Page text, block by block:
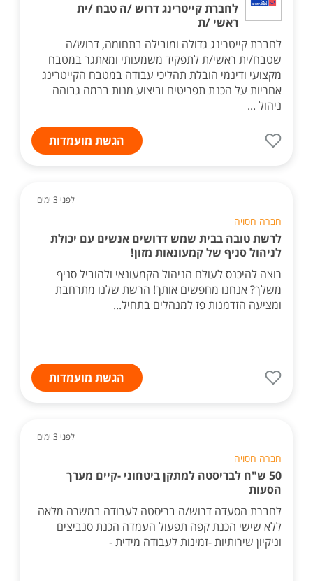
לחברת קייטרינג דרוש /ה טבח /ית
ראשי /ת
לחברת קייטרינג גדולה ומובילה בתחומה, דרוש/ה
שטבח/ית ראשי/ת לתפקיד משמעותי ומאתגר במטבח
מקצועי ודינמי הובלת תהליכי עבודה במטבח הקייטרינג
אחריות על הכנת תפריטים וביצוע מנות ברמה גבוהה
ניהול ...
הגשת מועמדות
לפני 3 ימים
חברה חסויה
לרשת טובה בבית שמש דרושים אנשים עם יכולת
לניהול סניף של קמעונאות מזון!
רוצה להיכנס לעולם הניהול הקמעונאי ולהוביל סניף
משלך? אנחנו מחפשים אותך! הרשת שלנו מתרחבת
ומציעה הזדמנות פז למנהלים בתחיל...
הגשת מועמדות
לפני 3 ימים
חברה חסויה
50 ש"ח לבריסטה למתקן ביטחוני -קיים מערך
הסעות
לחברת הסעדה דרוש/ה בריסטה לעבודה במשרה מלאה
ללא שישי הכנת קפה תפעול העמדה הכנת סנביצים
וניקיון שירותיות -זמינות לעבודה מידית -